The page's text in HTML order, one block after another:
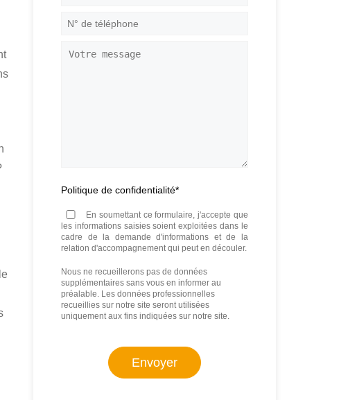
N°
téléphone*
Votre
Politique de confidentialité*
En soumettant ce formulaire, j'accepte que
les informations saisies soient exploitées dans le
cadre de la demande d'informations et de la
relation d'accompagnement qui peut en découler.
Nous ne recueillerons pas de données
supplémentaires sans vous en informer au
préalable. Les données professionnelles
recueillies sur notre site seront utilisées
uniquement aux fins indiquées sur notre site.